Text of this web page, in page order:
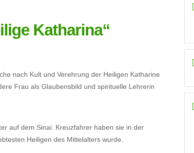
Katharina“
nach Kult und Verehrung der Heiligen Katharine
Frau als Glaubensbild und spirituelle Lehrerin
auf dem Sinai. Kreuzfahrer haben sie in der
Heiligen des Mittelalters wurde.